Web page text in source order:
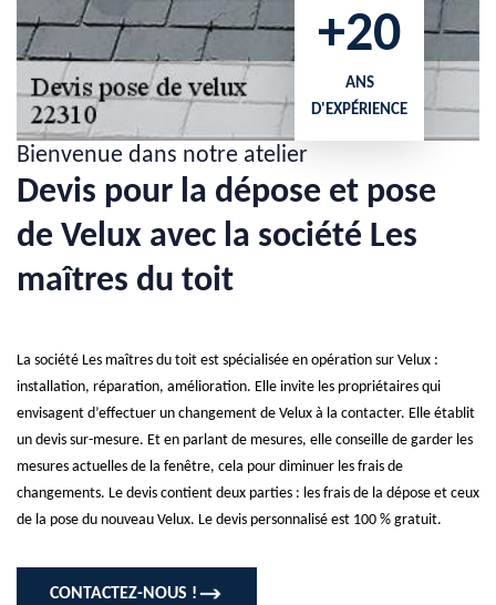
+20
ANS
D'EXPÉRIENCE
Bienvenue dans notre atelier
Devis pour la dépose et pose
de Velux avec la société Les
maîtres du toit
La société Les maîtres du toit est spécialisée en opération sur Velux :
installation, réparation, amélioration. Elle invite les propriétaires qui
envisagent d’effectuer un changement de Velux à la contacter. Elle établit
un devis sur-mesure. Et en parlant de mesures, elle conseille de garder les
mesures actuelles de la fenêtre, cela pour diminuer les frais de
changements. Le devis contient deux parties : les frais de la dépose et ceux
de la pose du nouveau Velux. Le devis personnalisé est 100 % gratuit.
CONTACTEZ-NOUS !